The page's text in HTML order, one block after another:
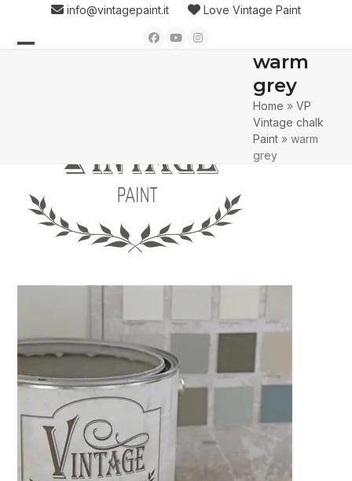
content
info@vintagepaint.it Love Vintage Paint
Facebook
YouTubeInstagram
warm
grey
Home »VP
Vintage chalk
Paint »warm
grey